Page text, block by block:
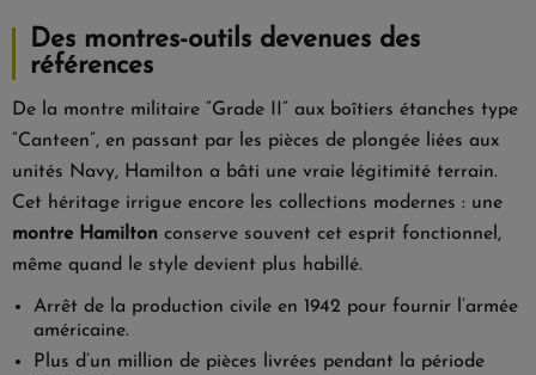
Des montres-outils devenues des
références
De la montre militaire “Grade II” aux boîtiers étanches type
“Canteen”, en passant par les pièces de plongée liées aux
unités Navy, Hamilton a bâti une vraie légitimité terrain.
Cet héritage irrigue encore les collections modernes : une
montre Hamilton conserve souvent cet esprit fonctionnel,
même quand le style devient plus habillé.
Arrêt de la production civile en 1942 pour fournir l’armée
américaine.
Plus d’un million de pièces livrées pendant la période